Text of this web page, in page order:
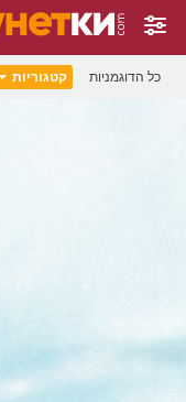
כל הדוגמניות קטגוריות